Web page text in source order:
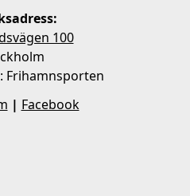
100
Frihamnsporten
| Facebook